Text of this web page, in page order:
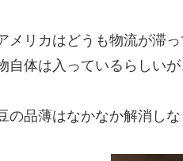
メリカはどうも物流が滞
自体は入っているらしい
の品薄はなかなか解消し